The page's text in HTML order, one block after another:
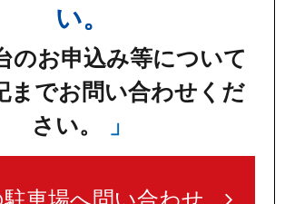
い。
のお申込み等について
までお問い合わせくだ
さい。